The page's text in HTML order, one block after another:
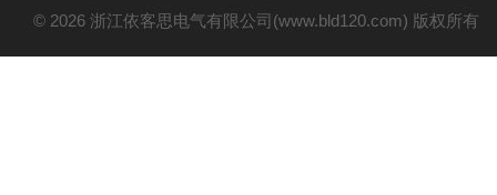
© 2026 浙江依客思电气有限公司(www.bld120.com) 版权所有